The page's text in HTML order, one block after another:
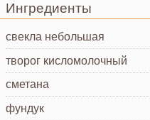
Ингредиенты
свекла небольшая
творог кисломолочный
сметана
фундук